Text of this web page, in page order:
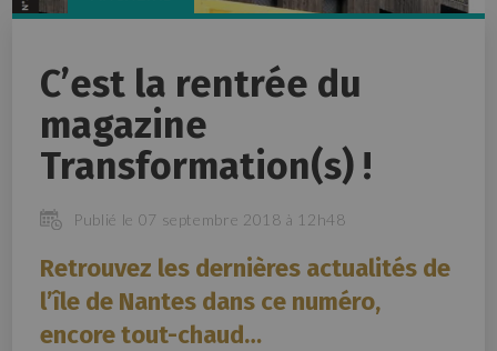
C’est la rentrée du
magazine
Transformation(s) !
Publié le 07 septembre 2018 à 12h48
Retrouvez les dernières actualités de
l’île de Nantes dans ce numéro,
encore tout-chaud…